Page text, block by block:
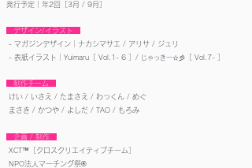
発行予定｜年2回［3月 / 9月］
デザイン/イラスト
- マガジンデザイン｜ナカシマサエ / アリサ / ジュリ
- 表紙イラスト｜ Yuimaru［ Vol.1- 6 ］/ じゃっきー☆彡 ［ Vol.7- ］
制作チーム
けい / いさえ / たまさえ / わっくん / めぐ
まさき / かつや / よしだ / TAO / もろみ
企画 / 制作
XCT™︎［クロスクリエイティブチーム］
NPO法人マーチング祭®︎